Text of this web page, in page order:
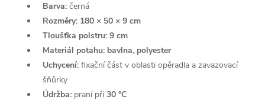
Barva: černá
Rozměry: 180 × 50 × 9 cm
Tloušťka polstru: 9 cm
Materiál potahu: bavlna, polyester
Uchycení: fixační část v oblasti opěradla a zavazovací
šňůrky
Údržba: praní při 30 °C